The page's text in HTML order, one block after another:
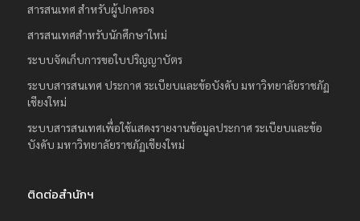
สารสนเทศ สำหรับผู้ปกครอง
สารสนเทศสำหรับนักศึกษาใหม่
ระบบจัดเก็บการขอใบปริญญาบัตร
ระบบสารสนเทศ ประกาศ ระเบียบและข้อบังคับ มหาวิทยาลัยราชภัฏ
เชียงใหม่
ระบบสารสนเทศเพื่อใช้แสดงรายงานข้อมูลประกาศ ระเบียบและข้อ
บังคับ มหาวิทยาลัยราชภัฏเชียงใหม่
ติดต่อสำนักฯ